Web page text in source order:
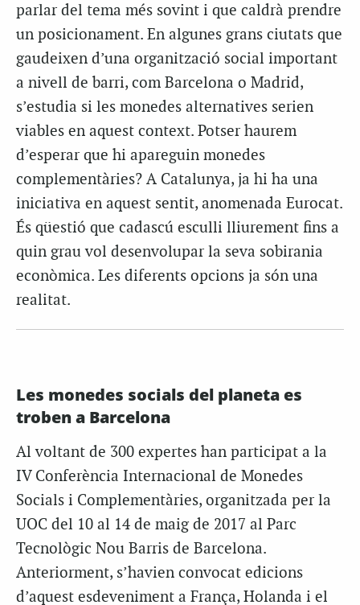
parlar del tema més sovint i que caldrà prendre
un posicionament. En algunes grans ciutats que
gaudeixen d’una organització social important
a nivell de barri, com Barcelona o Madrid,
s’estudia si les monedes alternatives serien
viables en aquest context. Potser haurem
d’esperar que hi apareguin monedes
complementàries? A Catalunya, ja hi ha una
iniciativa en aquest sentit, anomenada Eurocat.
És qüestió que cadascú esculli lliurement fins a
quin grau vol desenvolupar la seva sobirania
econòmica. Les diferents opcions ja són una
realitat.
Les monedes socials del planeta es
troben a Barcelona
Al voltant de 300 expertes han participat a la
IV Conferència Internacional de Monedes
Socials i Complementàries, organitzada per la
UOC del 10 al 14 de maig de 2017 al Parc
Tecnològic Nou Barris de Barcelona.
Anteriorment, s’havien convocat edicions
d’aquest esdeveniment a França, Holanda i el